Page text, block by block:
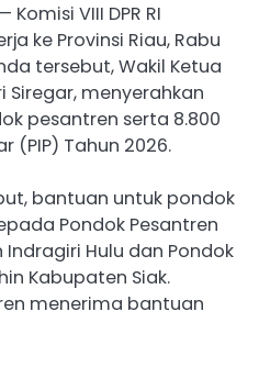
VIII DPR RI
ke Provinsi Riau, Rabu
tersebut, Wakil Ketua
Siregar, menyerahkan
pesantren serta 8.800
(PIP) Tahun 2026.
bantuan untuk pondok
Pondok Pesantren
Hulu dan Pondok
Kabupaten Siak.
menerima bantuan